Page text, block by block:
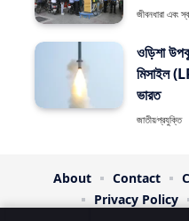
জীবনধারা এবং
ওড়িশা
মিসাইল
ভারত
জাতীয়প্রযুক্তি
About Contact
Privacy Policy